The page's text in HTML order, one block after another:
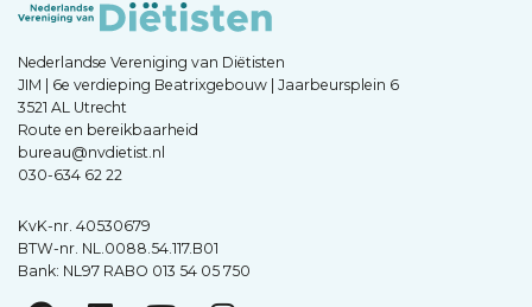
Nederlandse Vereniging van Diëtisten
JIM | 6e verdieping Beatrixgebouw | Jaarbeursplein 6
3521 AL Utrecht
Route en bereikbaarheid
bureau@nvdietist.nl
030-634 62 22
KvK-nr. 40530679
BTW-nr. NL.0088.54.117.B01
Bank: NL97 RABO 013 54 05 750